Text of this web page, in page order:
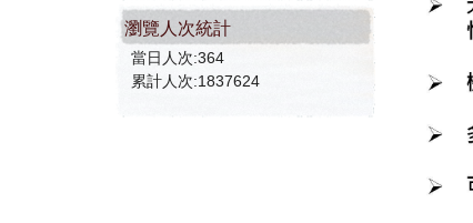
瀏覽人次統計
當日人次:364
累計人次:1837624